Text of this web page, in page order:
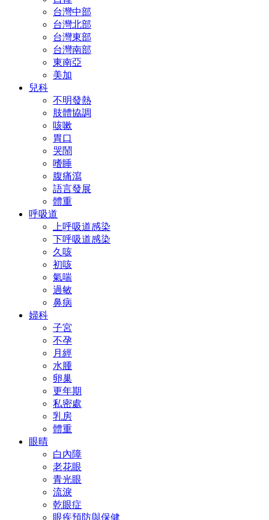
台灣中部
台灣北部
台灣東部
台灣南部
東南亞
美加
兒科
不明發熱
肢體協調
咳嗽
胃口
哭鬧
嗜睡
腹痛瀉
語言發展
體重
呼吸道
上呼吸道感染
下呼吸道感染
久咳
初咳
氣喘
過敏
鼻病
婦科
子宮
不孕
月經
水腫
卵巢
更年期
私密處
乳房
體重
眼晴
白內障
老花眼
青光眼
流淚
乾眼症
眼疾預防與保健